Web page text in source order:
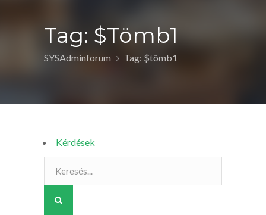
Tag: $tömb1
SYSAdminforum Tag: $tömb1
Kérdések